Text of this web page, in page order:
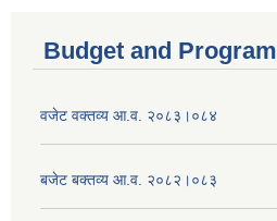
Budget and Program
वजेट वक्तव्य आ.व. २०८३।०८४
बजेट बक्तव्य आ.व. २०८२।०८३